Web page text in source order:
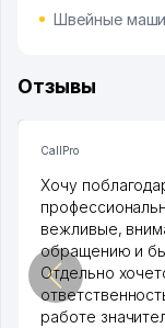
Швейные
Отзывы
CallPro
Хочу
вежливые,
обращению и
Отдельно
работе